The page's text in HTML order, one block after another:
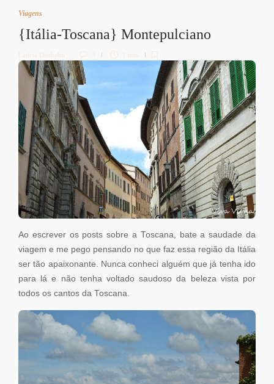
Viagens
{Itália-Toscana} Montepulciano
Letícia Diethelm 3 1 min
Ao escrever os posts sobre a Toscana, bate a saudade da
viagem e me pego pensando no que faz essa região da Itália
ser tão apaixonante. Nunca conheci alguém que já tenha ido
para lá e não tenha voltado saudoso da beleza vista por
todos os cantos da Toscana.